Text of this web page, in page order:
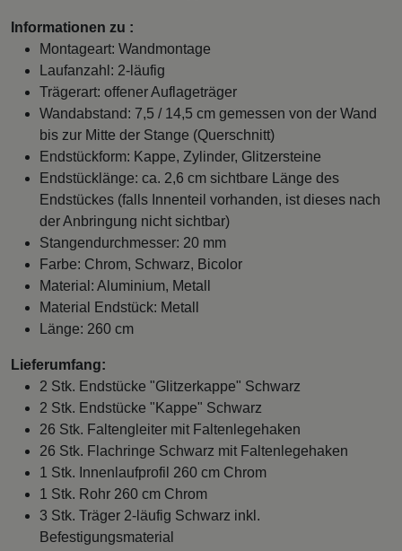
Informationen zu :
Montageart: Wandmontage
Laufanzahl: 2-läufig
Trägerart: offener Auflageträger
Wandabstand: 7,5 / 14,5 cm gemessen von der Wand
bis zur Mitte der Stange (Querschnitt)
Endstückform: Kappe, Zylinder, Glitzersteine
Endstücklänge: ca. 2,6 cm sichtbare Länge des
Endstückes (falls Innenteil vorhanden, ist dieses nach
der Anbringung nicht sichtbar)
Stangendurchmesser: 20 mm
Farbe: Chrom, Schwarz, Bicolor
Material: Aluminium, Metall
Material Endstück: Metall
Länge: 260 cm
Lieferumfang:
2 Stk. Endstücke "Glitzerkappe" Schwarz
2 Stk. Endstücke "Kappe" Schwarz
26 Stk. Faltengleiter mit Faltenlegehaken
26 Stk. Flachringe Schwarz mit Faltenlegehaken
1 Stk. Innenlaufprofil 260 cm Chrom
1 Stk. Rohr 260 cm Chrom
3 Stk. Träger 2-läufig Schwarz inkl.
Befestigungsmaterial